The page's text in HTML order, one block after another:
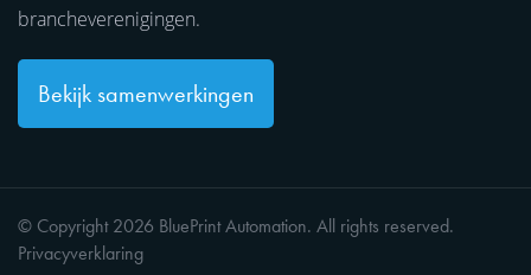
brancheverenigingen.
Bekijk samenwerkingen
© Copyright 2026 BluePrint Automation. All rights reserved.
Privacyverklaring